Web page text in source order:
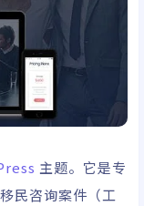
主题。它是专
民咨询案件（工